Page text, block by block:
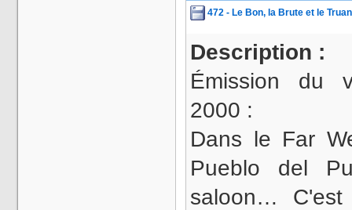
472 - Le Bon, la Brute et le
Description :
Émission du
2000 :
Dans le Far
Pueblo del
saloon…